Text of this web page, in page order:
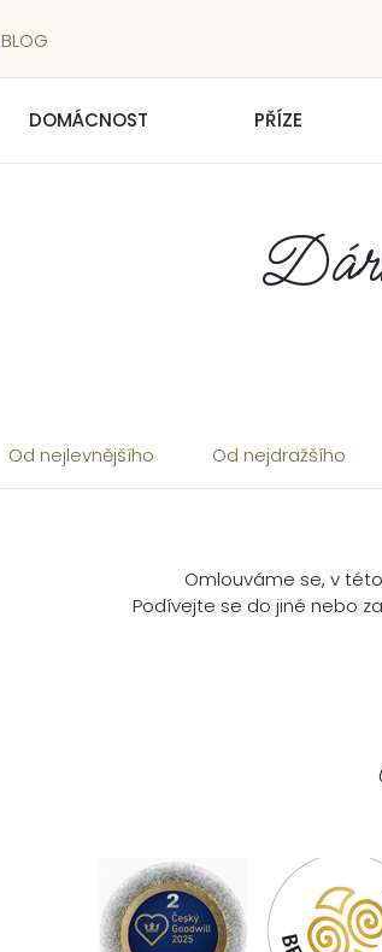
BLOG
DOMÁCNOST PŘÍZE
Od nejlevnějšího Od nejdražšího
Omlouváme se, v
Podívejte se do jiné nebo